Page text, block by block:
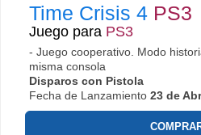
Time Crisis 4 PS3
Juego para PS3
- Juego cooperativo. Modo
misma consola
Disparos con Pistola
Fecha de Lanzamiento 23 de